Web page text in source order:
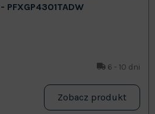
PFXGP4301TADW
6 - 10 dni
Zobacz produkt